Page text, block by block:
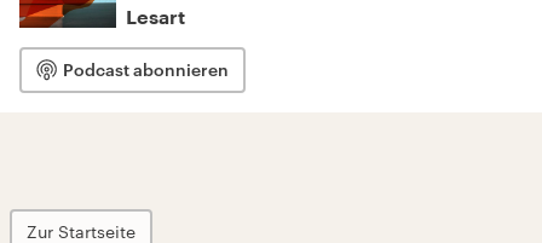
Lesart
Podcast abonnieren
Zur Startseite